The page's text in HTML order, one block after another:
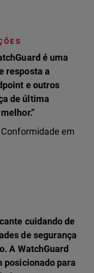
é uma
resposta a
e outros
de última
em
cuidando de
de segurança
A WatchGuard
posicionado para